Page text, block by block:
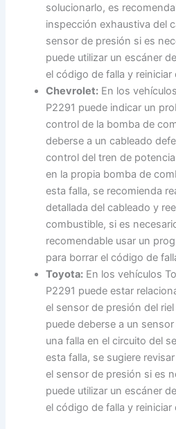
solucionarlo, es
inspección exhaustiva del
sensor de presión si es
puede utilizar un escáner
el código de falla y reiniciar
Chevrolet: En los
P2291 puede indicar un
control de la bomba de
deberse a un cableado
control del tren de
en la propia bomba de
esta falla, se recomienda
detallada del cableado y
combustible, si es
recomendable usar un
para borrar el código de
Toyota: En los vehículos
P2291 puede estar
el sensor de presión del
puede deberse a un
una falla en el circuito del
esta falla, se sugiere
el sensor de presión si es
puede utilizar un escáner
el código de falla y reiniciar